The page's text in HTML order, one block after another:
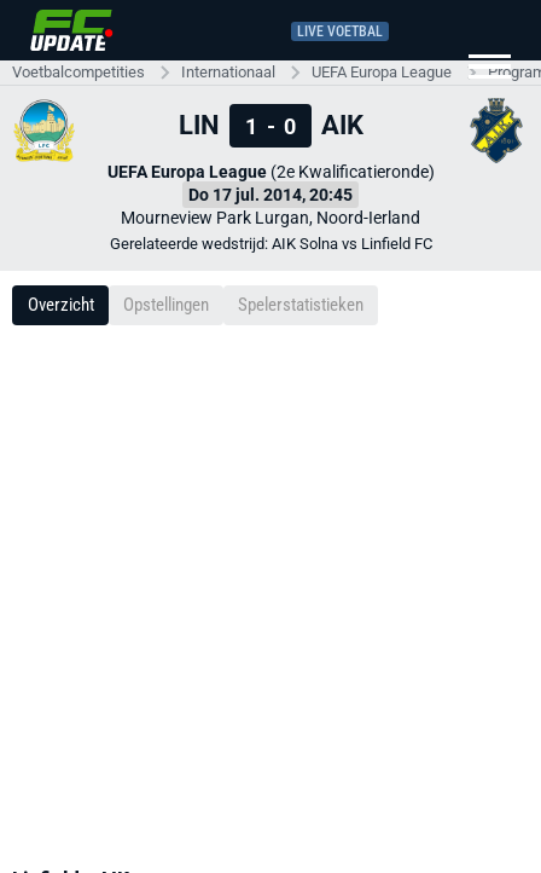
LIVE VOETBAL
Voetbalcompetities Internationaal UEFA Europa League
LIN 1 - 0 AIK
UEFA Europa League(2e Kwalificatieronde)
Do 17 jul. 2014, 20:45
Mourneview Park Lurgan, Noord-Ierland
Gerelateerde wedstrijd: AIK Solna vs Linfield FC
Overzicht Opstellingen Spelerstatistieken